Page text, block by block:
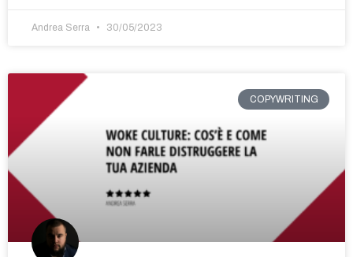
Andrea Serra 30/05/2023
COPYWRITING